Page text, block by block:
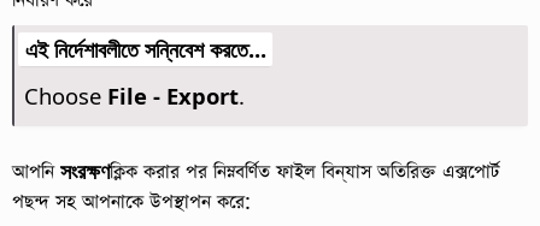
এই নির্দেশাবলীতে সন্নিবেশ করতে...
Choose File - Export.
আপনিসংরক্ষণক্লিক করার পর নিম্নবর্ণিত ফাইল বিন্যাস অতিরিক্ত এক্সপোর্ট
পছন্দ সহ আপনাকে উপস্থাপন করে: